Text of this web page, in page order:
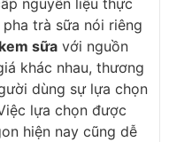
trà sữa nói riêng
sữa với nguồn
khác nhau, thương
dùng sự lựa chọn
lựa chọn được
hiện nay cũng dễ